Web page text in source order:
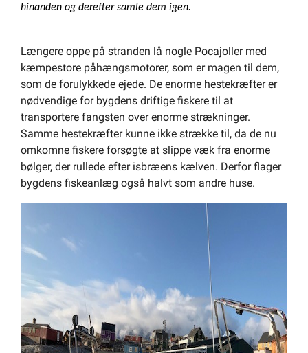
hinanden og derefter samle dem igen.
Længere oppe på stranden lå nogle Pocajoller med
kæmpestore påhængsmotorer, som er magen til dem,
som de forulykkede ejede. De enorme hestekræfter er
nødvendige for bygdens driftige fiskere til at
transportere fangsten over enorme strækninger.
Samme hestekræfter kunne ikke strække til, da de nu
omkomne fiskere forsøgte at slippe væk fra enorme
bølger, der rullede efter isbræens kælven. Derfor flager
bygdens fiskeanlæg også halvt som andre huse.